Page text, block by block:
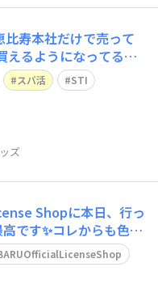
寿本社だけで売って
えるようになってる
スバ活
STI
ズ
Shopに本日、行っ
です✨コレからも色々
ます！！雨でしたが、
😊​​